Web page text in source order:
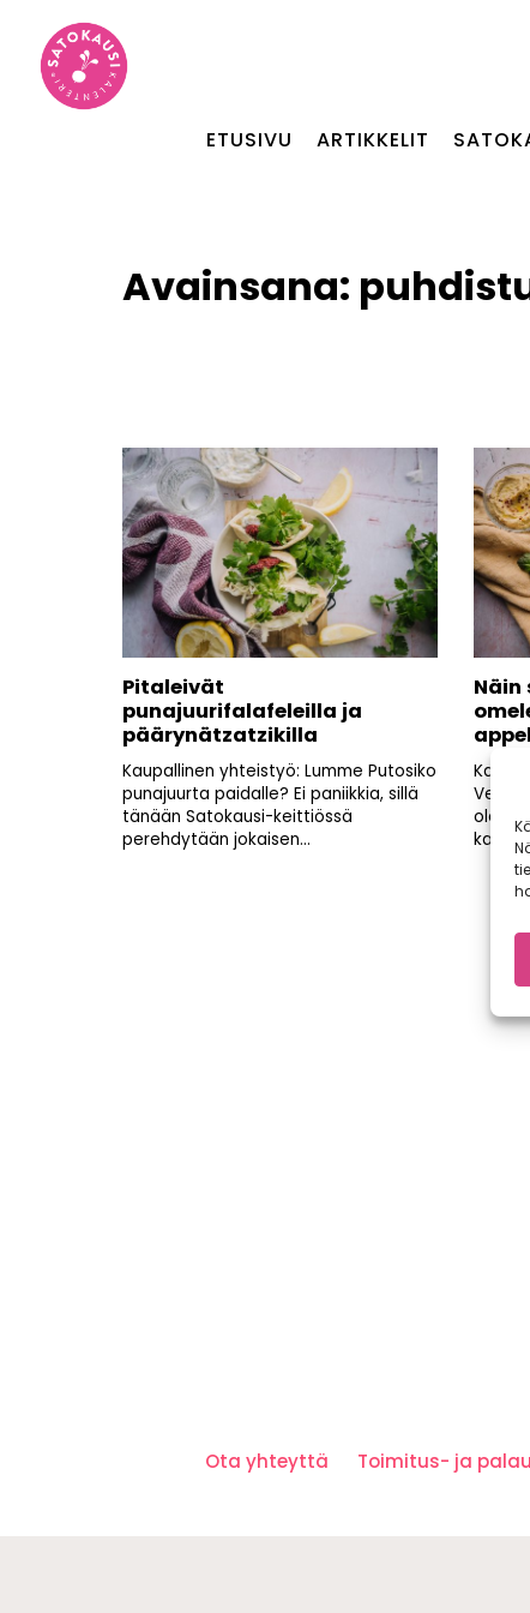
ETUSIVU ARTIKKELIT
Avainsana:
Pitaleivät
punajuurifalafeleilla ja
päärynätzatzikilla
Kaupallinen yhteistyö: Lumme Putosiko
punajuurta paidalle? Ei paniikkia, sillä
tänään Satokausi-keittiössä
perehdytään jokaisen...
Näin
kaikki
Ota yhteyttä Toimitus- ja